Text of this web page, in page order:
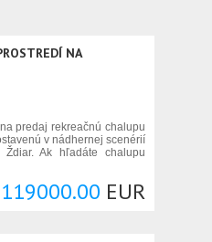
NA
predaj rekreačnú chalupu
v nádhernej scenérií
Ak hľadáte chalupu
119000.00 EUR